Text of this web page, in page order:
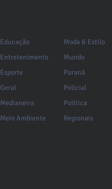
Educação
Entretenimento
Esporte
Geral
Medianeira
Meio Ambiente
Moda & Estilo
Mundo
Paraná
Policial
Política
Regionais